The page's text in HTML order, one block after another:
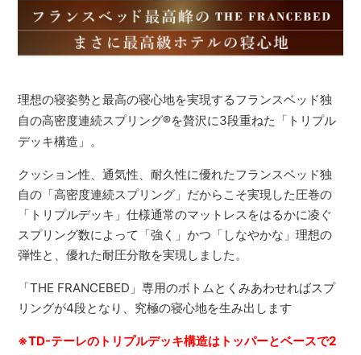
理想の寝姿勢と最高の寝心地を実現するフランスベッド独
自の高密度連続スプリング®を贅沢に3段重ねた「トリプル
デッキ構造」。
クッション性、通気性、耐久性に優れたフランスベッド独
自の「高密度連続スプリング」だからこそ実現した圧巻の
「トリプルデッキ」仕様通常のマットレスをはるかに凌ぐ
スプリング数によって「強く」かつ「しなやかな」理想の
弾性と、優れた耐圧分散を実現しました。
「THE FRANCEBED」専用のボトムとくみあわせればスプ
リングが4段となり、究極の寝心地を生み出します
※TD-テーレのトリプルデッキ構造はトッパーとベースで2